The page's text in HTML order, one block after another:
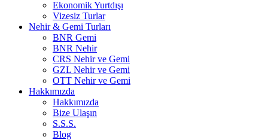
Ekonomik Yurtdışı
Vizesiz Turlar
Nehir & Gemi Turları
BNR Gemi
BNR Nehir
CRS Nehir ve Gemi
GZL Nehir ve Gemi
OTT Nehir ve Gemi
Hakkımızda
Hakkımızda
Bize Ulaşın
S.S.S.
Blog